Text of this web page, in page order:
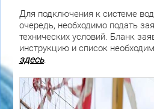
Для подключения к системе
очередь, необходимо подать
технических условий. Бланк
инструкцию и список
здесь.